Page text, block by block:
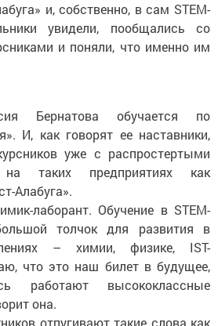
и, собственно, в сам STEM-
увидели, пообщались со
и поняли, что именно им
Бернатова обучается по
И, как говорят ее наставники,
уже с распростертыми
таких предприятиях как
Алабуга».
лаборант. Обучение в STEM-
толчок для развития в
– химии, физике, IST-
что это наш билет в будущее,
работают высококлассные
она.